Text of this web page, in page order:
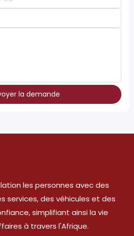
la demande
les personnes avec des
services, des véhicules et des
simplifiant ainsi la vie
à travers l'Afrique.